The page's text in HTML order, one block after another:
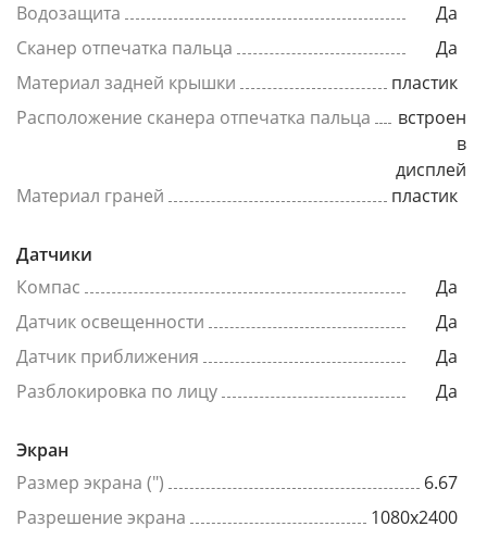
Водозащита
Да
Сканер отпечатка пальца
Да
Материал задней крышки
пластик
Расположение сканера отпечатка пальца
встроен
в
дисплей
Материал граней
пластик
Датчики
Компас
Да
Датчик освещенности
Да
Датчик приближения
Да
Разблокировка по лицу
Да
Экран
Размер экрана (")
6.67
Разрешение экрана
1080x2400